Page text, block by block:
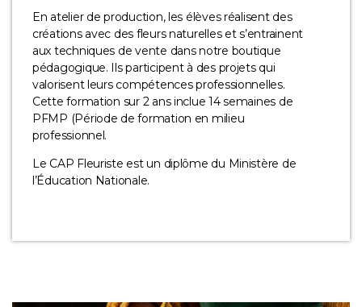
En atelier de production, les élèves réalisent des
créations avec des fleurs naturelles et s’entrainent
aux techniques de vente dans notre boutique
pédagogique. Ils participent à des projets qui
valorisent leurs compétences professionnelles.
Cette formation sur 2 ans inclue 14 semaines de
PFMP (Période de formation en milieu
professionnel.
Le CAP Fleuriste est un diplôme du Ministère de
l’Éducation Nationale.